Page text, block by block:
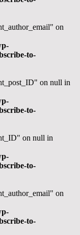
on
to-
on null in
to-
on null in
to-
on
to-